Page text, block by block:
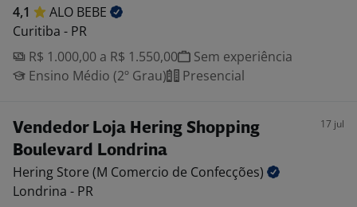
4,1 ALO BEBE
Curitiba - PR
R$ 1.000,00 a R$ 1.550,00
Sem experiência
Ensino Médio (2º Grau)
Presencial
Vendedor Loja Hering Shopping
Boulevard Londrina
17 jul
Hering Store (M Comercio de Confecções)
Londrina - PR